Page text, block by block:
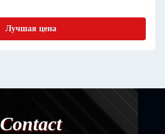
Лучшая цена
Contact